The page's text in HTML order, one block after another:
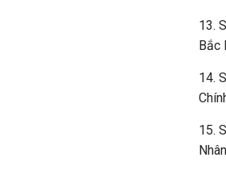
13.
Bắc
14.
15.